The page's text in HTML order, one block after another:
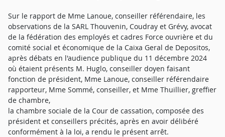
Sur le rapport de Mme Lanoue, conseiller référendaire, les
observations de la SARL Thouvenin, Coudray et Grévy, avocat
de la fédération des employés et cadres Force ouvrière et du
comité social et économique de la Caixa Geral de Depositos,
après débats en l'audience publique du 11 décembre 2024
où étaient présents M. Huglo, conseiller doyen faisant
fonction de président, Mme Lanoue, conseiller référendaire
rapporteur, Mme Sommé, conseiller, et Mme Thuillier, greffier
de chambre,
la chambre sociale de la Cour de cassation, composée des
président et conseillers précités, après en avoir délibéré
conformément à la loi, a rendu le présent arrêt.